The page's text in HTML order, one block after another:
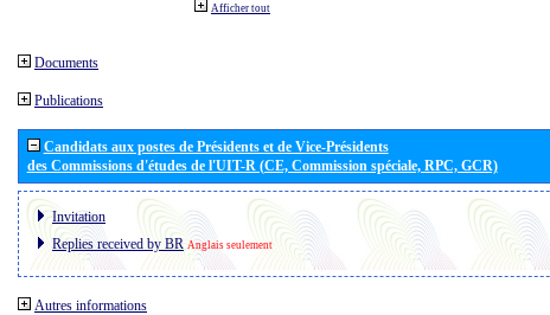
Afficher tout
Documents
Publications
Candidats aux postes de Présidents et de Vice-Présidents
des Commissions d'études de l'UIT-R (CE, Commission spéciale, RPC, GCR)
Invitation
Replies received by BR Anglais seulement
Autres informations